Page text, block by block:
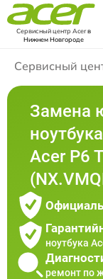
Сервисный центр Acerв
Нижнем Новгороде
Сервисный
Замена
ноутбука
Acer P6
ноутбука
ремонт по